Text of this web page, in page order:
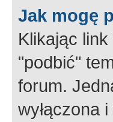
Jak mogę
Klikając
"podbić"
forum.
wyłączona